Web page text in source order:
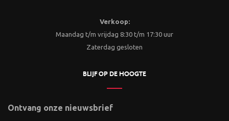
Verkoop:
Maandag t/m vrijdag 8:30 t/m 17:30 uur
Zaterdag gesloten
BLIJF OP DE HOOGTE
Ontvang onze nieuwsbrief